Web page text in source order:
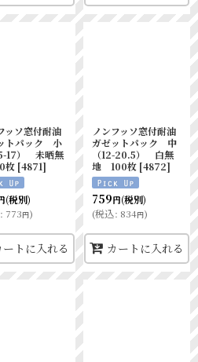
ッソ窓付耐油
トパック 小
17） 未晒無
枚 [4871]
(税別)
: 773円)
ートに入れる
ノンフッソ窓付耐油
ガゼットパック 中
（12-20.5） 白無
地 100枚 [4872]
759円(税別)
(税込: 834円)
カートに入れる